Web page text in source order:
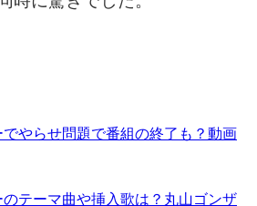
やらせ問題で番組の終了も？動画
テーマ曲や挿入歌は？丸山ゴンザ